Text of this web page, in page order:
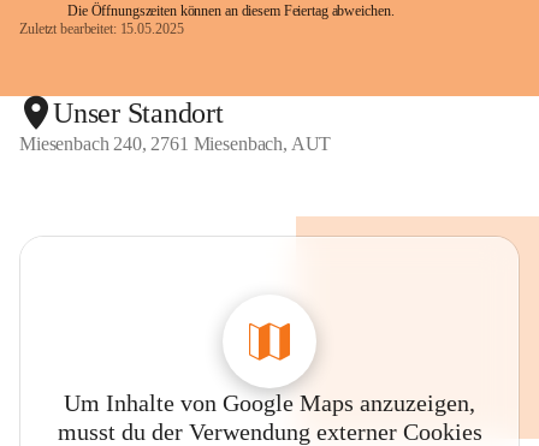
Die Öffnungszeiten können an diesem Feiertag abweichen.
Zuletzt bearbeitet: 15.05.2025
Unser Standort
Miesenbach 240, 2761 Miesenbach, AUT
Um Inhalte von Google Maps anzuzeigen,
musst du der Verwendung externer Cookies